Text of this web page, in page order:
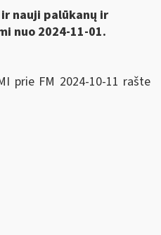
nauji palūkanų ir
nuo 2024-11-01.
prie FM 2024-10-11 rašte